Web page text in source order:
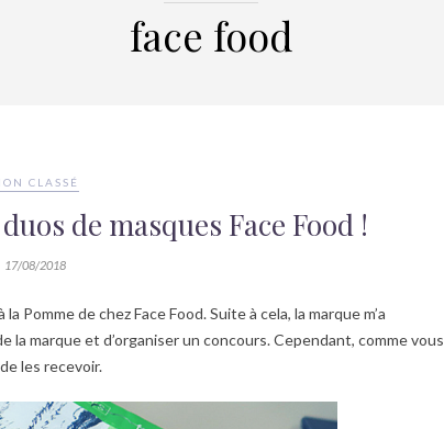
face food
CLASSÉ
de masques Face Food !
17/08/2018
Pomme de chez Face Food. Suite à cela, la marque m’a
marque et d’organiser un concours. Cependant, comme vous
les recevoir.